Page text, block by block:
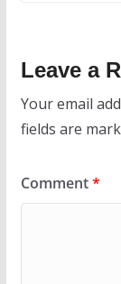
Leave a
Your email
fields are
Comment*